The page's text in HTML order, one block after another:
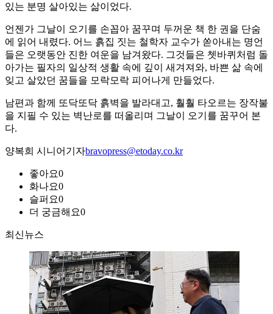
있는 분명 살아있는 삶이었다.
언젠가 그날이 오기를 손꼽아 꿈꾸며 두꺼운 책 한 권을 단숨
에 읽어 내렸다. 어느 흙집 짓는 철학자 교수가 쏟아내는 명언
들은 오랫동안 진한 여운을 남겨왔다. 그것들은 쳇바퀴처럼 돌
아가는 필자의 일상적 생활 속에 깊이 새겨져와, 바쁜 삶 속에
잊고 살았던 꿈들을 모락모락 피어나게 만들었다.
남편과 함께 또닥또닥 흙벽을 발라대고, 훨훨 타오르는 장작불
을 지필 수 있는 벽난로를 떠올리며 그날이 오기를 꿈꾸어 본
다.
양복희 시니어기자bravopress@etoday.co.kr
좋아요0
화나요0
슬퍼요0
더 궁금해요0
최신뉴스